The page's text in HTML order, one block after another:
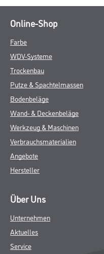
Online-Shop
Farbe
WDV-Systeme
Trockenbau
Putze & Spachtelmassen
Bodenbeläge
Wand- & Deckenbeläge
Werkzeug & Maschinen
Verbrauchsmaterialien
Angebote
Hersteller
Über Uns
Unternehmen
Aktuelles
Service